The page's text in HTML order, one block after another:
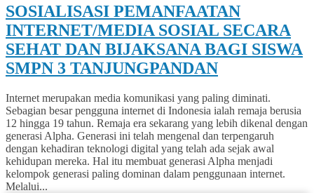
SOSIALISASI PEMANFAATAN
INTERNET/MEDIA SOSIAL SECARA
SEHAT DAN BIJAKSANA BAGI SISWA
SMPN 3 TANJUNGPANDAN
Internet merupakan media komunikasi yang paling diminati.
Sebagian besar pengguna internet di Indonesia ialah remaja berusia
12 hingga 19 tahun. Remaja era sekarang yang lebih dikenal dengan
generasi Alpha. Generasi ini telah mengenal dan terpengaruh
dengan kehadiran teknologi digital yang telah ada sejak awal
kehidupan mereka. Hal itu membuat generasi Alpha menjadi
kelompok generasi paling dominan dalam penggunaan internet.
Melalui...